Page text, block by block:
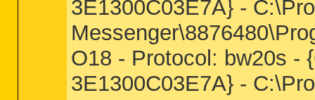
3E1300C03E7A} -
O18 - Protocol: bw20s -
3E1300C03E7A} -